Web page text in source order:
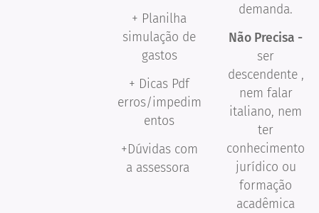
+ Planilha
simulação de
gastos
+ Dicas Pdf
erros/impedim
entos
+Dúvidas com
a assessora
demanda.
Não Precisa -
ser
descendente ,
nem falar
italiano, nem
ter
conhecimento
jurídico ou
formação
acadêmica